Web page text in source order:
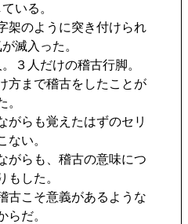
いる。
架のように突き付けられ
滅入った。
３人だけの稽古行脚。
方まで稽古をしたことが
。
がらも覚えたはずのセリ
ない。
がらも、稽古の意味につ
もした。
古こそ意義があるような
らだ。